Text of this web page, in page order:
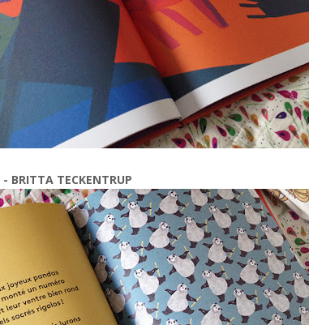
- BRITTA TECKENTRUP